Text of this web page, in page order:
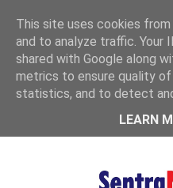
This site uses cookies
and to analyze traffic. Your
shared with Google along
metrics to ensure quality
statistics, and to detect
LEARN